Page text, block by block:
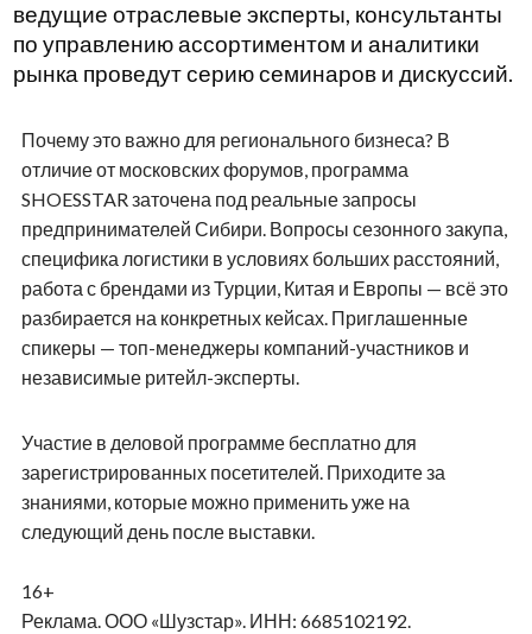
ведущие отраслевые эксперты, консультанты
по управлению ассортиментом и аналитики
рынка проведут серию семинаров и дискуссий.
Почему это важно для регионального бизнеса? В
отличие от московских форумов, программа
SHOESSTAR заточена под реальные запросы
предпринимателей Сибири. Вопросы сезонного закупа,
специфика логистики в условиях больших расстояний,
работа с брендами из Турции, Китая и Европы — всё это
разбирается на конкретных кейсах. Приглашенные
спикеры — топ-менеджеры компаний-участников и
независимые ритейл-эксперты.
Участие в деловой программе бесплатно для
зарегистрированных посетителей. Приходите за
знаниями, которые можно применить уже на
следующий день после выставки.
16+
Реклама. ООО «Шузстар». ИНН: 6685102192.